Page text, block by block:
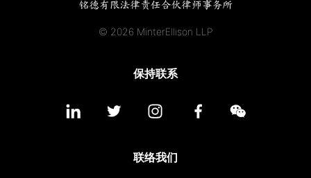
© 2026 MinterEllison LLP
保持联系
联络我们